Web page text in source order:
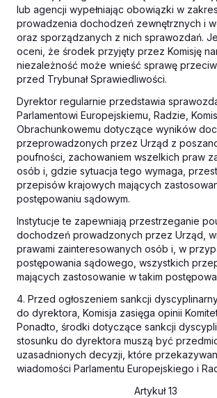
lub agencji wypełniając obowiązki w
prowadzenia dochodzeń zewnętrznych i
oraz sporządzanych z nich sprawozdań.
oceni, że środek przyjęty przez Komisję
niezależność może wnieść sprawę
przed Trybunał Sprawiedliwości.
Dyrektor regularnie przedstawia
Parlamentowi Europejskiemu, Radzie,
Obrachunkowemu dotyczące wyników
przeprowadzonych przez Urząd z
poufności, zachowaniem wszelkich praw
osób i, gdzie sytuacja tego wymaga,
przepisów krajowych mających
postępowaniu sądowym.
Instytucje te zapewniają przestrzeganie
dochodzeń prowadzonych przez Urząd,
prawami zainteresowanych osób i, w
postępowania sądowego, wszystkich
mających zastosowanie w takim
4. Przed ogłoszeniem sankcji
do dyrektora, Komisja zasięga opinii
Ponadto, środki dotyczące sankcji
stosunku do dyrektora muszą być
uzasadnionych decyzji, które
wiadomości Parlamentu Europejskiego i
Artykuł 13